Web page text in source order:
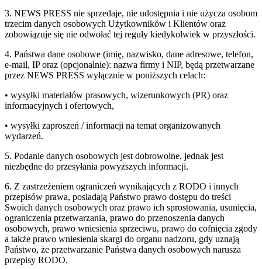
3. NEWS PRESS nie sprzedaje, nie udostępnia i nie użycza osobom
trzecim danych osobowych Użytkowników i Klientów oraz
zobowiązuje się nie odwołać tej reguły kiedykolwiek w przyszłości.
4. Państwa dane osobowe (imię, nazwisko, dane adresowe, telefon,
e-mail, IP oraz (opcjonalnie): nazwa firmy i NIP, będą przetwarzane
przez NEWS PRESS wyłącznie w poniższych celach:
• wysyłki materiałów prasowych, wizerunkowych (PR) oraz
informacyjnych i ofertowych,
• wysyłki zaproszeń / informacji na temat organizowanych
wydarzeń.
5. Podanie danych osobowych jest dobrowolne, jednak jest
niezbędne do przesyłania powyższych informacji.
6. Z zastrzeżeniem ograniczeń wynikających z RODO i innych
przepisów prawa, posiadają Państwo prawo dostępu do treści
Swoich danych osobowych oraz prawo ich sprostowania, usunięcia,
ograniczenia przetwarzania, prawo do przenoszenia danych
osobowych, prawo wniesienia sprzeciwu, prawo do cofnięcia zgody
a także prawo wniesienia skargi do organu nadzoru, gdy uznają
Państwo, że przetwarzanie Państwa danych osobowych narusza
przepisy RODO.